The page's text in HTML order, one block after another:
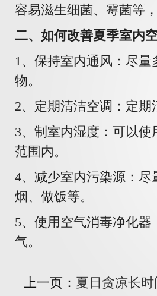
容易滋生细菌、霉菌等
二、如何改善夏季室内
1、保持室内通风：尽
物。
2、定期清洁空调：定
3、制室内湿度：可以
范围内。
4、减少室内污染源：
烟、做饭等。
5、使用空气消毒净化
气。
上一页： 夏日贪凉长时